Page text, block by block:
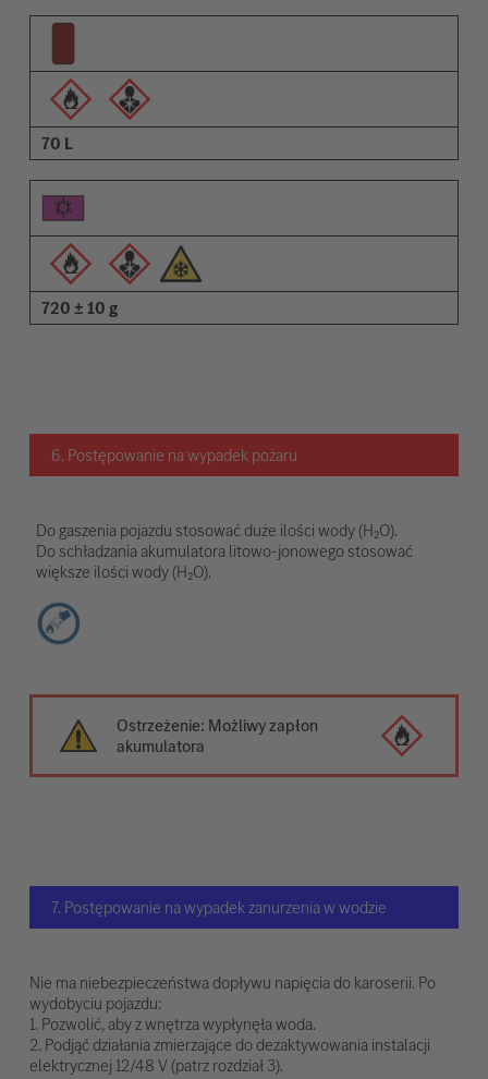
70 L
720 ± 10 g
6. Postępowanie na wypadek pożaru
Do gaszenia pojazdu stosować duże ilości wody (H₂O).
Do schładzania akumulatora litowo-jonowego stosować
większe ilości wody (H₂O).
Ostrzeżenie: Możliwy zapłon
akumulatora
7. Postępowanie na wypadek zanurzenia w wodzie
Nie ma niebezpieczeństwa dopływu napięcia do karoserii. Po
wydobyciu pojazdu:
1. Pozwolić, aby z wnętrza wypłynęła woda.
2. Podjąć działania zmierzające do dezaktywowania instalacji
elektrycznej 12/48 V (patrz rozdział 3).